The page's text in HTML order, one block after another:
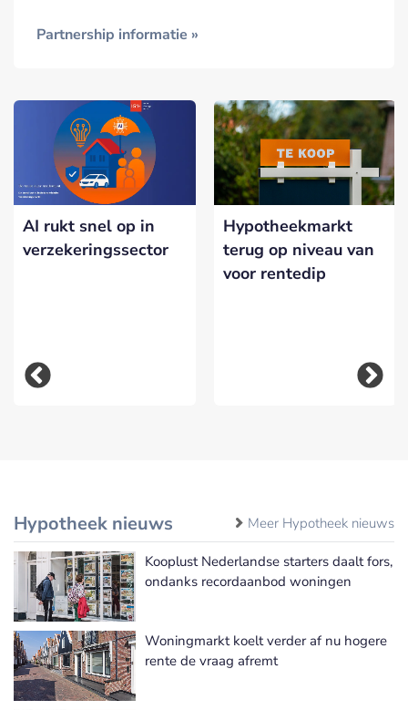
Partnership informatie »
AI rukt snel op in
verzekeringssector
Hypotheekmarkt
terug op niveau van
voor rentedip
Hypotheek nieuws Meer Hypotheek nieuws
Kooplust Nederlandse starters daalt fors,
ondanks recordaanbod woningen
Woningmarkt koelt verder af nu hogere
rente de vraag afremt